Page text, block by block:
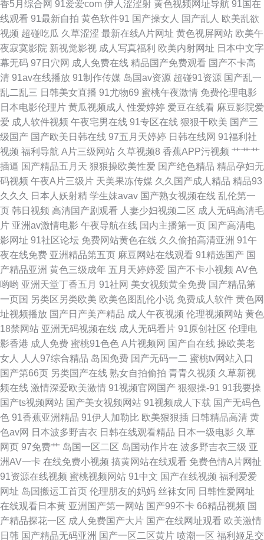
91白丝在线观看视频 在线观看视频网站懂的 97电影院网 91色啪 bt之家电影
下载 国产黄a三级大片 久久草影院 欧美网 视频福利 91人人妻人人操 国产精
品一区在线 欧美成人精品一区二区三 婷婷日韩一区二区区 91国产黑丝 91在
线婷婷超碰 大香蕉福利视频导航 黑人91 欧美亚洲国产日韩伦 91精品国产中
文直播 www999www 国产午夜诱惑 免费成人精品在线 日韩福利影片 影音资
源在线 91在线资源网 国产精品少妇一区二区 欧洲天天影院 亚洲福利一区 91
肛交 91资源视频在线播放 国产一区二区三区视频 免费的电影网站推荐 日韩
色欧美色国产精品 在线高清国语成人网站 av资源站欧洲 密桃视屏 日韩精品
中字 左爱视频 99热久草 国产福利网站导航软大全 理论电影网站 视频一区视
频二区中文字幕 91官网 av天天播放天天爽 国产污污网站日韩丝袜精品 国内
大陆最新精品视频 欧美三级视频 午夜羞羞 91含羞草在线看 wwwcomcn三级
精东AV 欧美性交V 香港黄色
香5月综合网 91爱爱com 伊人涩涩射 黄色视频网址导航 91国在
线观看 91最新自拍 黄色软件91 国产操女人 国产乱人 欧美乱欲
视频 超碰吃瓜 久草涩涩 最新在线A片网址 黄色视屏网站 欧美午
夜寂寞影院 新视觉影视 成人写真福利 欧美内射网址 日本中文字
幕无码 97日穴网 成人免费在线 精品国产免费观看 国产不卡高
清 91av在线播放 91制作传媒 岛国av资源 超碰91资源 国产乱一
乱二乱三 日韩美女直播 91尤物69 蜜桃午夜激情 免费伦理电影
日本电影伦理片 黄瓜视频成人 性爱婷婷 爱豆在线看 麻豆影院爱
爱 成人软件视频 午夜宅男在线 91专区在线 狠狠干欧美 国产三
级国产 国产欧美日韩在线 97五月天婷婷 日韩在线网 91福利社
视频 福利导航 A片三级网站 久草视频8 香蕉APP污视频 艹艹艹
插逼 国产精品五月天 狠狠操欧美性爱 国产绝色精品 精品孕妇无
码视频 午夜A片三级片 天美果冻传媒 久久国产成人精品 精品93
久久久
日本人妖射精 学生妹avav 国产熟女视频在线 乱伦第一
页 韩日视频 高清国产剧观看 人妻少妇视频二区 成人无码高清毛
片 亚洲av激情电影 午夜导航在线 国内主播第一页 国产高清电
影网址 91社区论坛 免费网站黄色在线 久久偷拍高清亚洲 91午
夜在线免费 亚洲精品第五页 麻豆网站在线观看 91精选国产 国
产精品亚洲 黄色三级成年 五月天婷婷爱 国产不卡小视频 AV色
哟哟 亚洲天堂丁香五月 91社网 美女视频黄全免费 国产精品第
一页国 另类区另类欧美 欧美色图乱伦小说 免费成人软件 黄色网
址视频播放 国产日产美产精品 成人午夜视频 伦理视频网站 黄色
18禁网站 亚洲无码视频在线 成人无码看片 91原创社区 伦理电
影香港 成人免费 蜜桃91色色 A片视频网 国产自在线 操欧美老
女人
人人97综合精品 岛国免费 国产无码一二 蜜桃tv网站入口
国产第66页 另类国产在线 熟女自拍偷拍 青青久视频 久草新视
频在线 激情深爱欧美激情 91视频官网国产 狠狠操-91 91我要操
国产ts视频网站 国产美女视频网站 91视频成人下载 国产无码色
色 91香蕉亚洲精品 91伊人加勒比 欧美狠狠插 日韩精品高清 黄
色av网 日本波多野吉衣 日韩在线观看精品 日本一级电影 久草
网页 97免费艹 岛国一区二区 岛国动作片在 波多野吉衣三级 亚
洲AV一卡 在线免费小视频 搞黄网站在线观看 免费色情A片网扯
91资源在线视频 蜜桃视频网站 91中文 国产在线视频 福利爱爱
网址 岛国搬运工首页 伦理朋友的妈妈 丝袜女同 日韩性爱网址
在线观看日本黄 亚洲国产第一网站 国产99不卡 66精品视频 国
产精品探花一区 成人免费国产大片 国产在线网址观看 欧美激情
日韩 国产精品无码亚洲 国产一区二区黄片 喷潮一区 福利姬足交